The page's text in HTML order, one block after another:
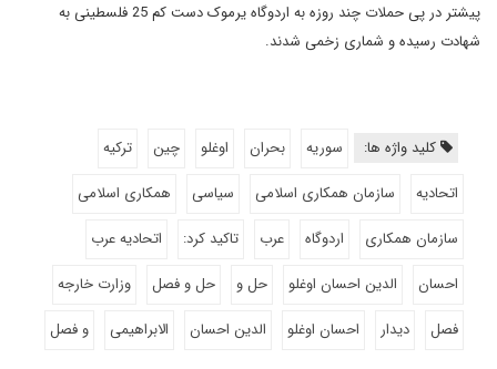
پیشتر در پی حملات چند روزه به اردوگاه یرموک دست کم 25 فلسطینی به
شهادت رسیده و شماری زخمی شدند.
کلید واژه ها: سوریه بحران اوغلو چین
ترکیه
اتحادیه
سازمان همکاری اسلامی سیاسی
همکاری اسلامی
سازمان همکاری
اردوگاه عرب تاکید کرد:
اتحادیه عرب
احسان
الدین احسان اوغلو حل و حل و فصل
وزارت خارجه
فصل
دیدار احسان اوغلو الدین احسان الابراهیمی و فصل